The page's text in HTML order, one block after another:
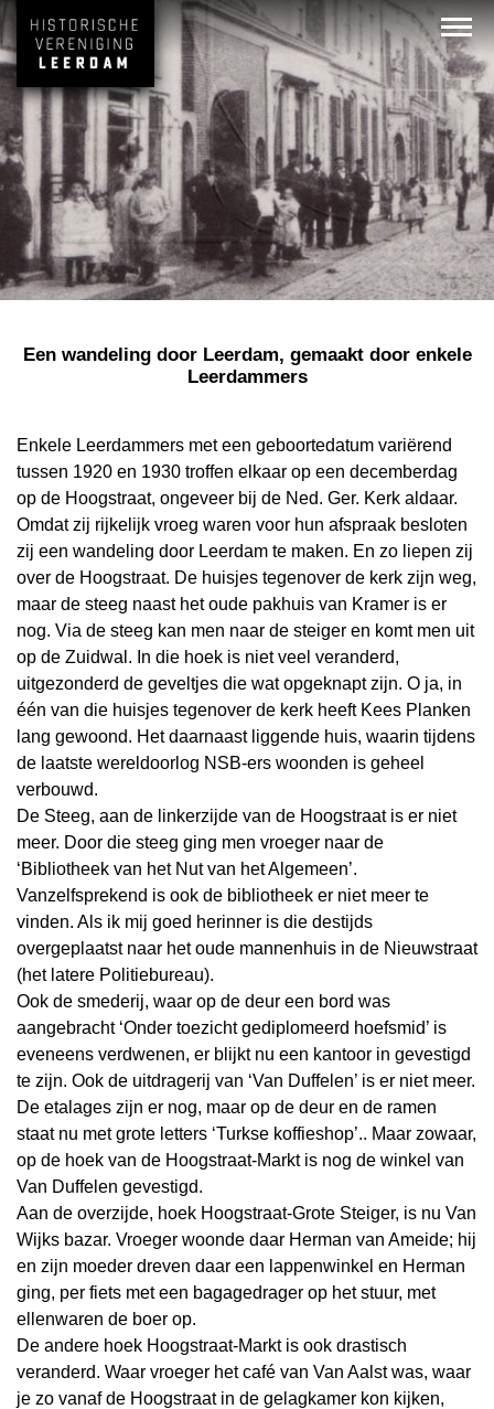
Een wandeling door Leerdam, gemaakt door enkele
Leerdammers
Enkele Leerdammers met een geboortedatum variërend
tussen 1920 en 1930 troffen elkaar op een decemberdag
op de Hoogstraat, ongeveer bij de Ned. Ger. Kerk aldaar.
Omdat zij rijkelijk vroeg waren voor hun afspraak besloten
zij een wandeling door Leerdam te maken. En zo liepen zij
over de Hoogstraat. De huisjes tegenover de kerk zijn weg,
maar de steeg naast het oude pakhuis van Kramer is er
nog. Via de steeg kan men naar de steiger en komt men uit
op de Zuidwal. In die hoek is niet veel veranderd,
uitgezonderd de geveltjes die wat opgeknapt zijn. O ja, in
één van die huisjes tegenover de kerk heeft Kees Planken
lang gewoond. Het daarnaast liggende huis, waarin tijdens
de laatste wereldoorlog NSB-ers woonden is geheel
verbouwd.
De Steeg, aan de linkerzijde van de Hoogstraat is er niet
meer. Door die steeg ging men vroeger naar de
‘Bibliotheek van het Nut van het Algemeen’.
Vanzelfsprekend is ook de bibliotheek er niet meer te
vinden. Als ik mij goed herinner is die destijds
overgeplaatst naar het oude mannenhuis in de Nieuwstraat
(het latere Politiebureau).
Ook de smederij, waar op de deur een bord was
aangebracht ‘Onder toezicht gediplomeerd hoefsmid’ is
eveneens verdwenen, er blijkt nu een kantoor in gevestigd
te zijn. Ook de uitdragerij van ‘Van Duffelen’ is er niet meer.
De etalages zijn er nog, maar op de deur en de ramen
staat nu met grote letters ‘Turkse koffieshop’.. Maar zowaar,
op de hoek van de Hoogstraat-Markt is nog de winkel van
Van Duffelen gevestigd.
Aan de overzijde, hoek Hoogstraat-Grote Steiger, is nu Van
Wijks bazar. Vroeger woonde daar Herman van Ameide; hij
en zijn moeder dreven daar een lappenwinkel en Herman
ging, per fiets met een bagagedrager op het stuur, met
ellenwaren de boer op.
De andere hoek Hoogstraat-Markt is ook drastisch
veranderd. Waar vroeger het café van Van Aalst was, waar
je zo vanaf de Hoogstraat in de gelagkamer kon kijken,